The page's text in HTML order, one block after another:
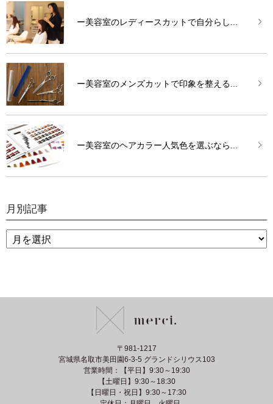
ー美容室のレディースカットで自分らし...
ー美容室のメンズカットで印象を整える...
ー美容室のヘアカラー人気色を選ぶなら...
月別記事
〒981-1217
宮城県名取市美田園6-3-5 グランドシリウス103
営業時間：【平日】9:30～19:30
【土曜日】9:30～18:30
【日曜日・祝日】9:30～17:30